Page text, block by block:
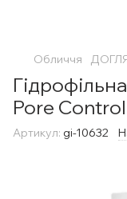
Обличчя
Pore
Артикул: gi-10632